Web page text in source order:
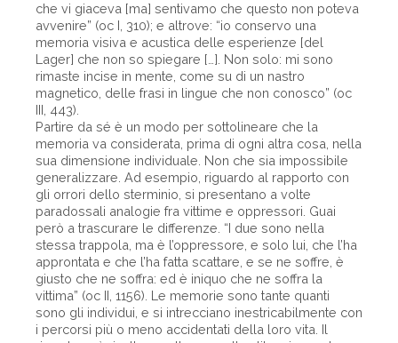
che vi giaceva [ma] sentivamo che questo non poteva
avvenire” (oc I, 310); e altrove: “io conservo una
memoria visiva e acustica delle esperienze [del
Lager] che non so spiegare […]. Non solo: mi sono
rimaste incise in mente, come su di un nastro
magnetico, delle frasi in lingue che non conosco” (oc
III, 443).
Partire da sé è un modo per sottolineare che la
memoria va considerata, prima di ogni altra cosa, nella
sua dimensione individuale. Non che sia impossibile
generalizzare. Ad esempio, riguardo al rapporto con
gli orrori dello sterminio, si presentano a volte
paradossali analogie fra vittime e oppressori. Guai
però a trascurare le differenze. “I due sono nella
stessa trappola, ma è l’oppressore, e solo lui, che l’ha
approntata e che l’ha fatta scattare, e se ne soffre, è
giusto che ne soffra: ed è iniquo che ne soffra la
vittima” (oc II, 1156). Le memorie sono tante quanti
sono gli individui, e si intrecciano inestricabilmente con
i percorsi più o meno accidentati della loro vita. Il